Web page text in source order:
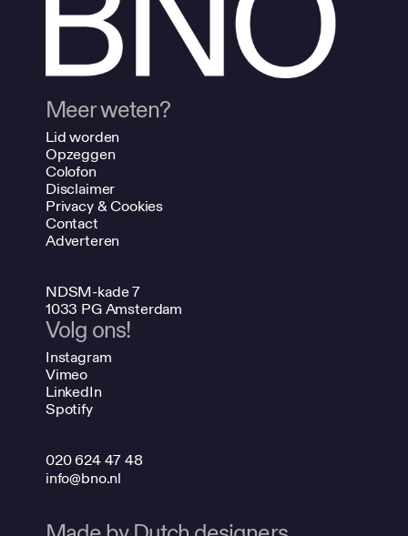
Meer weten?
Lid worden
Opzeggen
Colofon
Disclaimer
Privacy & Cookies
Contact
Adverteren
NDSM-kade 7
1033 PG Amsterdam
Volg ons!
Instagram
Vimeo
LinkedIn
Spotify
020 624 47 48
info@bno.nl